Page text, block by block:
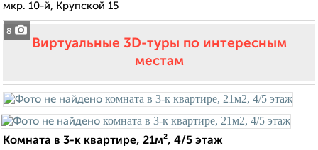
8
мкр. 10-й, Крупской 15
Виртуальные 3D-туры по интересным
местам
Комната в 3-к квартире, 21м², 4/5 этаж